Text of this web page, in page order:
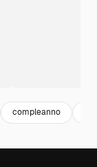
compleanno